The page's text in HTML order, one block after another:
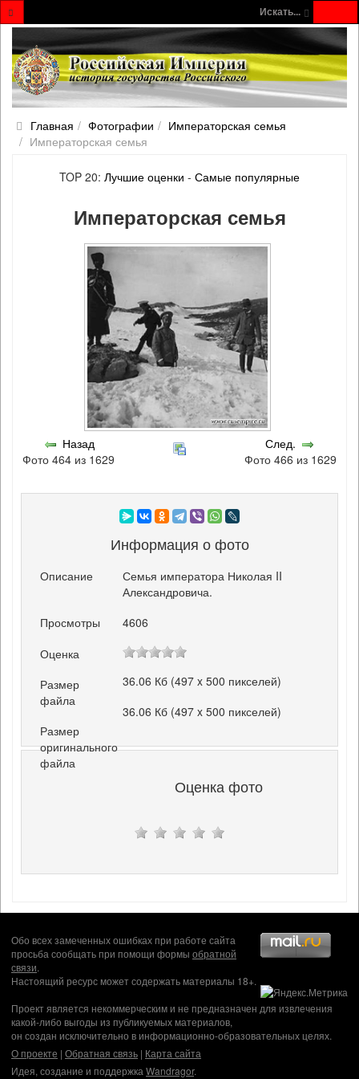
Искать...
Главная Фотографии
Императорская семья
Императорская семья
TOP 20: Лучшие оценки - Самые популярные
Императорская семья
Назад
Фото 464 из 1629
След.
Фото 466 из 1629
Информация о фото
Описание
Семья императора Николая II
Александровича.
Просмотры
4606
Оценка
Размер
файла
36.06 Кб (497 x 500 пикселей)
Размер
оригинального
файла
36.06 Кб (497 x 500 пикселей)
Оценка фото
Обо всех замеченных ошибках при работе сайта
просьба сообщать при помощи формы обратной
связи.
Настоящий ресурс может содержать материалы 18+.
Проект является некоммерческим и не предназначен для извлечения
какой-либо выгоды из публикуемых материалов,
он создан исключительно в информационно-образовательных целях.
О проекте | Обратная связь | Карта сайта
Идея, создание и поддержка Wandragor.